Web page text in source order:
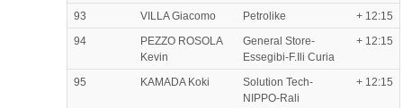
93 VILLA Giacomo Petrolike
+ 12:15
94
PEZZO ROSOLA
Kevin
General Store-
Essegibi-F.Ili Curia
+ 12:15
95 KAMADA Koki
Solution Tech-
NIPPO-Rali
+ 12:15